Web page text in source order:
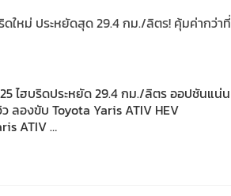
ดใหม่ ประหยัดสุด 29.4 กม./ลิตร! คุ้มค่ากว่าที่
ไฮบริดประหยัด 29.4 กม./ลิตร ออปชันแน่น
ลองขับ Toyota Yaris ATIV HEV
ATIV …